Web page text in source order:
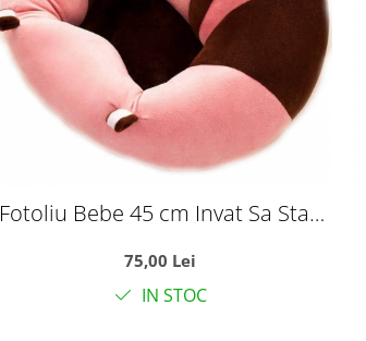
Fotoliu Bebe 45 cm Invat Sa Stau
75,00 Lei
IN STOC